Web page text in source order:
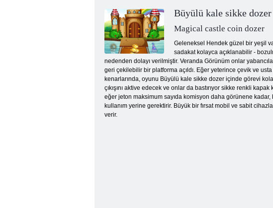
Penguen atlama
Renkli
Büyülü kale sikke dozer
Magical castle coin dozer
Geleneksel Hendek güzel bir yeşil
sadakat kolayca açıklanabilir -
nedenden dolayı verilmiştir. Veranda Görünüm onlar
geri çekilebilir bir platforma açıldı. Eğer yeterince çevik ve
kenarlarında, oyunu Büyülü kale sikke dozer içinde görevi
çıkışını aktive edecek ve onlar da bastırıyor sikke renkli
eğer jeton maksimum sayıda komisyon daha görünene
kullanım yerine gerektirir. Büyük bir fırsat mobil ve sabit
verir.